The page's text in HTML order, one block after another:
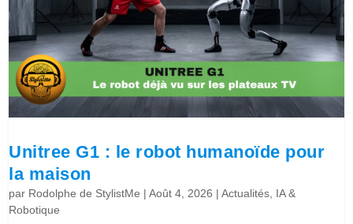
Unitree G1 : le robot humanoïde pour
la maison
par Rodolphe de StylistMe |Août 4, 2026 |Actualités IA &
Robotique